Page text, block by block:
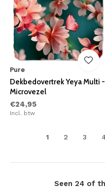
Pure
Dekbedovertrek Yeya Multi -
Microvezel
€24,95
Incl. btw
1 2 3
Seen 24 of